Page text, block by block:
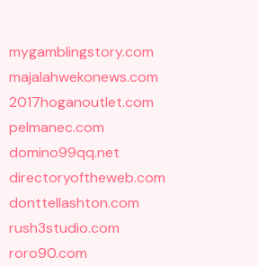
mygamblingstory.com
majalahwekonews.com
2017hoganoutlet.com
pelmanec.com
domino99qq.net
directoryoftheweb.com
donttellashton.com
rush3studio.com
roro90.com